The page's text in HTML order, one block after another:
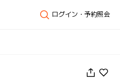
ログイン・予約照会